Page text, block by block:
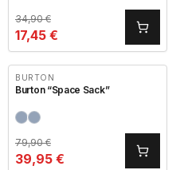
34,90€
17,45 €
BURTON
Burton “Space Sack”
79,90€
39,95 €